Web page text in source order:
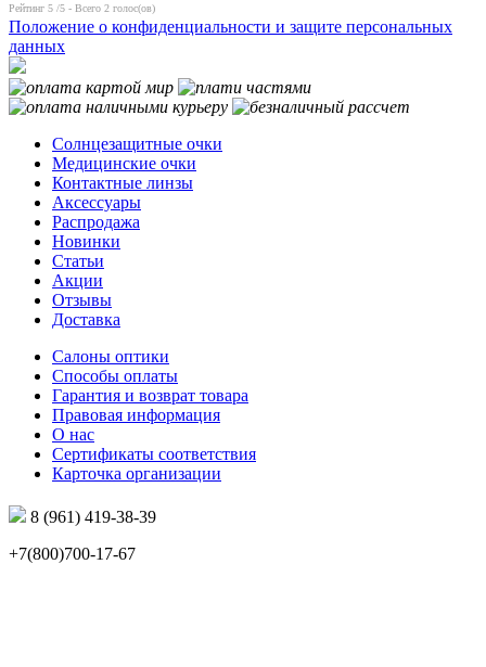
Рейтинг 5 /5 - Всего 2 голос(ов)
Положение о конфиденциальности и защите персональных
данных
Солнцезащитные очки
Медицинские очки
Контактные линзы
Аксессуары
Распродажа
Новинки
Статьи
Акции
Отзывы
Доставка
Салоны оптики
Способы оплаты
Гарантия и возврат товара
Правовая информация
О нас
Сертификаты соответствия
Карточка организации
8 (961) 419-38-39
+7(800)700-17-67